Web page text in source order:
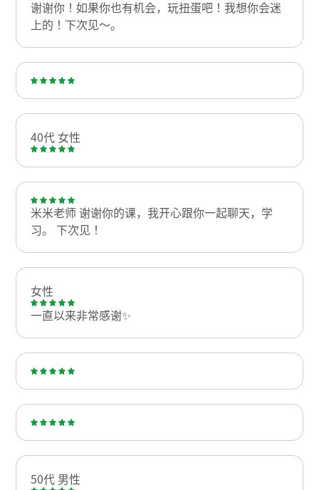
谢谢你！如果你也有机会，玩扭蛋吧！我想你会迷
上的！下次见〜。
40代 女性
米米老师 谢谢你的课，我开心跟你一起聊天，学
习。 下次见！
女性
一直以来非常感谢✨
50代 男性